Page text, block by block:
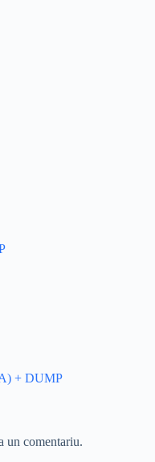
+ DUMP
un comentariu.